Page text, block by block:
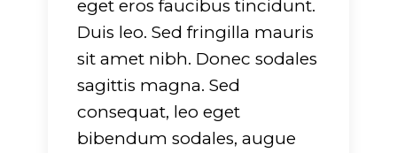
eget eros faucibus tincidunt.
Duis leo. Sed fringilla mauris
sit amet nibh. Donec sodales
sagittis magna. Sed
consequat, leo eget
bibendum sodales, augue